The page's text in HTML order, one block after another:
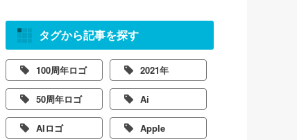
タグから記事を探す
100周年ロゴ 2021年
50周年ロゴ Ai
AIロゴ Apple